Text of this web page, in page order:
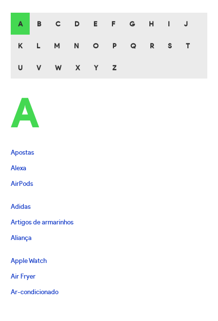
A B C D E F G H J
K L M N O P Q R S T
U V W X Y Z
A
Apostas
Alexa
AirPods
Adidas
Artigos de armarinhos
Aliança
Apple Watch
Air Fryer
Ar-condicionado